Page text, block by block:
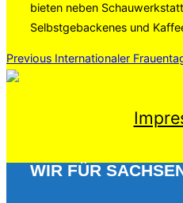
bieten neben
Selbstgebackenes und
Beitragsnavigation
Previous
Previous Internationaler
WIR FÜR